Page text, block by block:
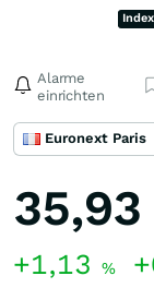
Index
Alarme
einrichten
Euronext Paris
35,93
+1,13 %